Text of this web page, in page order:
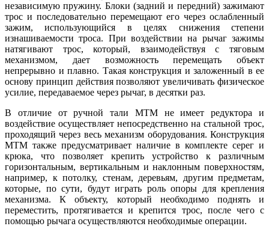
независимую пружину. Блоки (задний и передний) зажимают
трос и последовательно перемещают его через ослабленный
зажим, использующийся в целях снижения степени
изнашиваемости троса. При воздействии на рычаг зажимы
натягивают трос, который, взаимодействуя с тяговым
механизмом, дает возможность перемещать объект
непрерывно и плавно. Такая конструкция и заложенный в ее
основу принцип действия позволяют увеличивать физическое
усилие, передаваемое через рычаг, в десятки раз.
В отличие от ручной тали МТМ не имеет редуктора и
воздействие осуществляет непосредственно на стальной трос,
проходящий через весь механизм оборудования. Конструкция
МТМ также предусматривает наличие в комплекте серег и
крюка, что позволяет крепить устройство к различным
горизонтальным, вертикальным и наклонным поверхностям,
например, к потолку, стенам, деревьям, другим предметам,
которые, по сути, будут играть роль опоры для крепления
механизма. К объекту, который необходимо поднять и
переместить, протягивается и крепится трос, после чего с
помощью рычага осуществляются необходимые операции.